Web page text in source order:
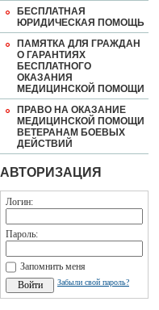
БЕСПЛАТНАЯ
ЮРИДИЧЕСКАЯ ПОМОЩЬ
ПАМЯТКА ДЛЯ ГРАЖДАН
О ГАРАНТИЯХ
БЕСПЛАТНОГО
ОКАЗАНИЯ
МЕДИЦИНСКОЙ ПОМОЩИ
ПРАВО НА ОКАЗАНИЕ
МЕДИЦИНСКОЙ ПОМОЩИ
ВЕТЕРАНАМ БОЕВЫХ
ДЕЙСТВИЙ
АВТОРИЗАЦИЯ
Логин:
Пароль:
Запомнить меня
Забыли свой пароль?